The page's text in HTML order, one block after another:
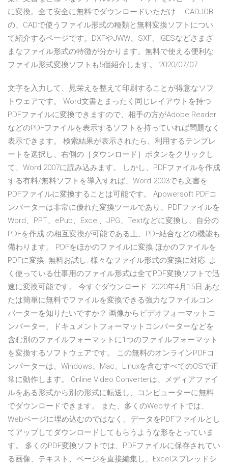
に変換。全て安全に無料でダウンロードいただけ … CADJOB
の、CADで使うファイル形式の種類と無料変換ソフトについ
て紹介するページです。DXFやJWW、SXF、IGESなどさまざ
まなファイル形式の特徴が分かります。無料で使える便利な
ファイル形式変換ソフトも5個紹介します。 2020/07/07
文字を入力して、見栄えを整えて印刷することが得意なソフ
トウェアです。 Word文書とまったく同じレイアウトを持つ
PDFファイルに変換できますので、相手の方がAdobe Reader
などのPDFファイルを表示するソフトを持っていれば問題なく
表示できます。 検索結果が表示されたら、利用するテンプレ
ートを選択し、右側の［ダウンロード］ボタンをクリックし
て、Word 2007に読み込みます。 しかし、PDFファイルを作成
する有料/無料ソフトを導入すれば、Word 2003でも文書を
PDFファイルに変換することは可能です。 Apowersoft PDFコ
ンバーターは非常に優れた変換ツールであり、PDFファイルを
Word、PPT、ePub、Excel、JPG、Textなどに変換し、自分の
PDFを作成 の相互変換が可能である上、PDF結合などの機能も
備わります。 PDFをほかのファイルに変換 ほかのファイルを
PDFに変換. 無料お試し. 様々なファイル形式の変換に対応. よ
く使っている仕事用のファイル形式は全てPDF変換ソフトで迅
速に変換可能です。 今すぐダウンロード. 2020年4月15日 あな
たは簡単に無料でファイルを変換できる強力なファイルコン
バーターを知りたいですか？ 画像からビデオフォーマットコ
ンバーター、ドキュメントフォーマットコンバーターなどを
含む別のファイルフォーマットに1つのファイルフォーマット
を変換するソフトウェアです。 この無料のオンラインPDFコ
ンバーターは、Windows、Mac、Linuxを含むすべてのOSで正
常に動作します。 Online Video Converterは、メディアファイ
ルをある形式から別の形式に転送し、コンピューターに無料
でダウンロードできます。 また、多くのWebサイトでは、
Webページに埋め込むのではなく、データをPDFファイルとし
てアップしてダウンロードしてもらうような形をとっていま
す。 多くのPDF変換ソフトでは、PDFファイルに保存されてい
る画像、テキスト、ページを直接編集し、Excelスプレッドシ